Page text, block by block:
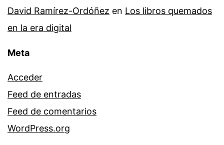
David Ramírez-Ordóñez en Los libros quemados
en la era digital
Meta
Acceder
Feed de entradas
Feed de comentarios
WordPress.org